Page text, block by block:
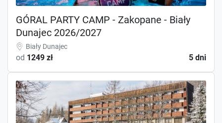
GÓRAL PARTY CAMP - Zakopane - Biały
Dunajec 2026/2027
Biały Dunajec
od 1249 zł 5 dni